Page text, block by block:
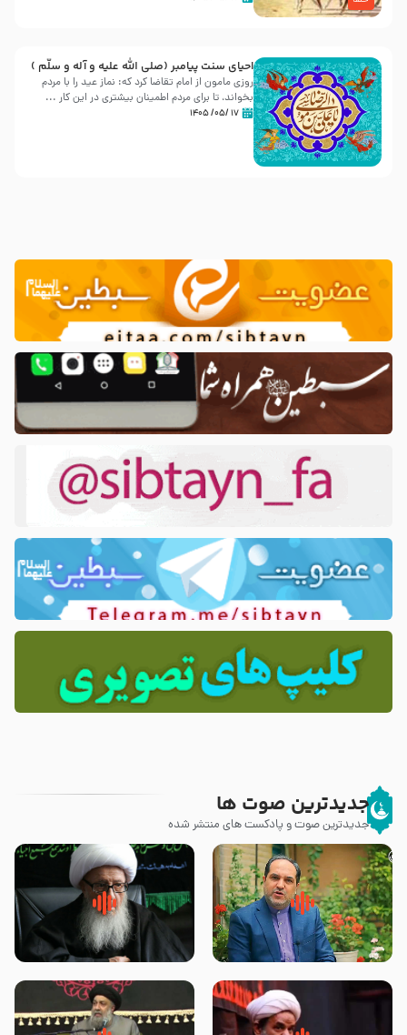
احیای سنت پیامبر (صلی الله علیه و آله و سلّم )
روزی مامون از امام تقاضا کرد که: نماز عید را با مردم
بخواند، تا برای مردم اطمینان بیشتری در این کار ...
۱۷ /۰۵/ ۱۴۰۵
جدیدترین صوت ها
جدیدترین صوت و پادکست های منتشر شده
پیامبر صلی الله علیه وآله و سلم
فرمودند وای بر بچه های آخر
زوّار اربعین امام حسین (علیه
السلام) با این اشتیاق به زیارت